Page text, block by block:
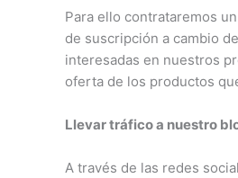
Para ello contrataremos
de suscripción a cambio
interesadas en nuestros
oferta de los productos
Llevar tráfico a nuestro
A través de las redes